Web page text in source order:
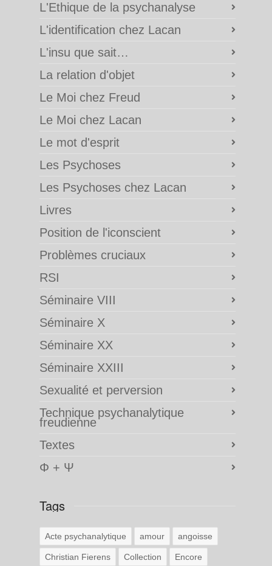
L'Ethique de la psychanalyse
L'identification chez Lacan
L'insu que sait…
La relation d'objet
Le Moi chez Freud
Le Moi chez Lacan
Le mot d'esprit
Les Psychoses
Les Psychoses chez Lacan
Livres
Position de l'iconscient
Problèmes cruciaux
RSI
Séminaire VIII
Séminaire X
Séminaire XX
Séminaire XXIII
Sexualité et perversion
Technique psychanalytique
freudienne
Textes
Φ + Ψ
Tags
Acte psychanalytique amour angoisse
Christian Fierens Collection Encore